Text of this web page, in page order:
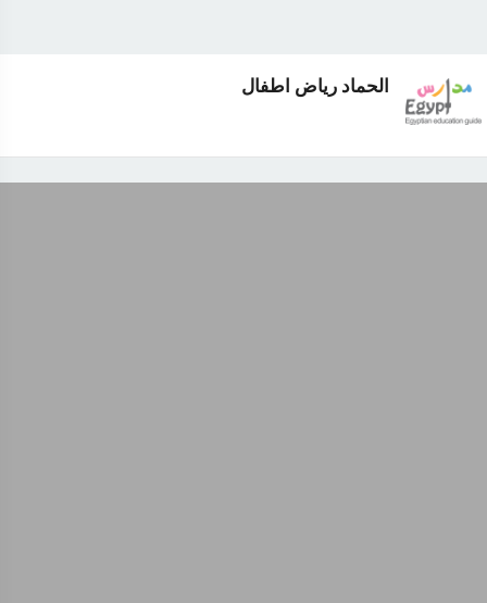
الحماد رياض اطفال